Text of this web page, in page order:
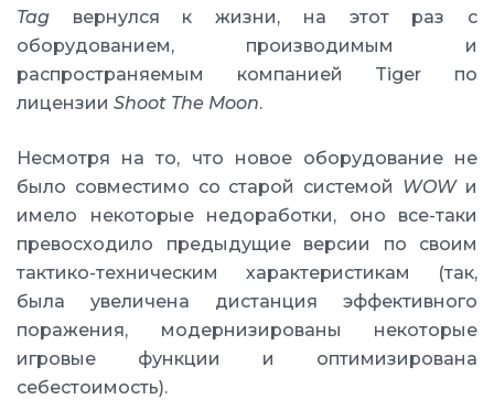
Tag вернулся к жизни, на этот раз с
оборудованием, производимым и
распространяемым компанией Tiger по
лицензии Shoot The Moon.
Несмотря на то, что новое оборудование не
было совместимо со старой системой WOWи
имело некоторые недоработки, оно все-таки
превосходило предыдущие версии по своим
тактико-техническим характеристикам (так,
была увеличена дистанция эффективного
поражения, модернизированы некоторые
игровые функции и оптимизирована
себестоимость).